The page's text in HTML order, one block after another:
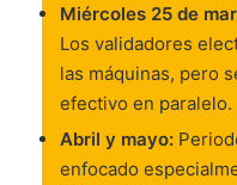
Miércoles 25 de
Los validadores
las máquinas, pero
efectivo en paralelo.
Abril y mayo:
enfocado